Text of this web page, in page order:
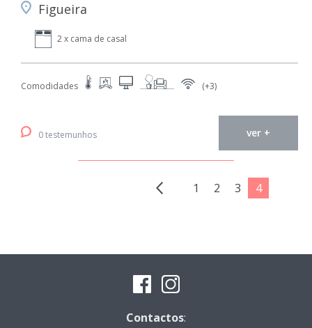
Figueira
2 x cama de casal
Comodidades (+3)
0 testemunhos ver +
1 2 3 4
Contactos: